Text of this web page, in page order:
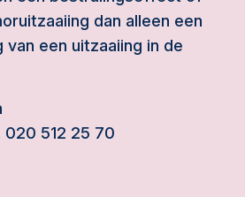
dan alleen een
van een uitzaaiing in de
020 512 25 70